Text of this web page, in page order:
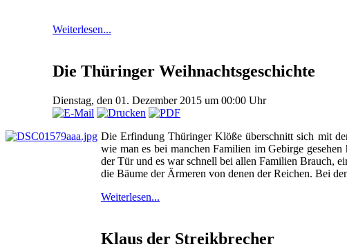
Weiterlesen...
Die Thüringer Weihnachtsgeschichte
Dienstag, den 01. Dezember 2015 um 00:00 Uhr
Die Erfindung Thüringer Klöße überschnitt sich mit
wie man es bei manchen Familien im Gebirge
der Tür und es war schnell bei allen Familien Brauch,
die Bäume der Ärmeren von denen der Reichen. Bei
Weiterlesen...
Klaus der Streikbrecher